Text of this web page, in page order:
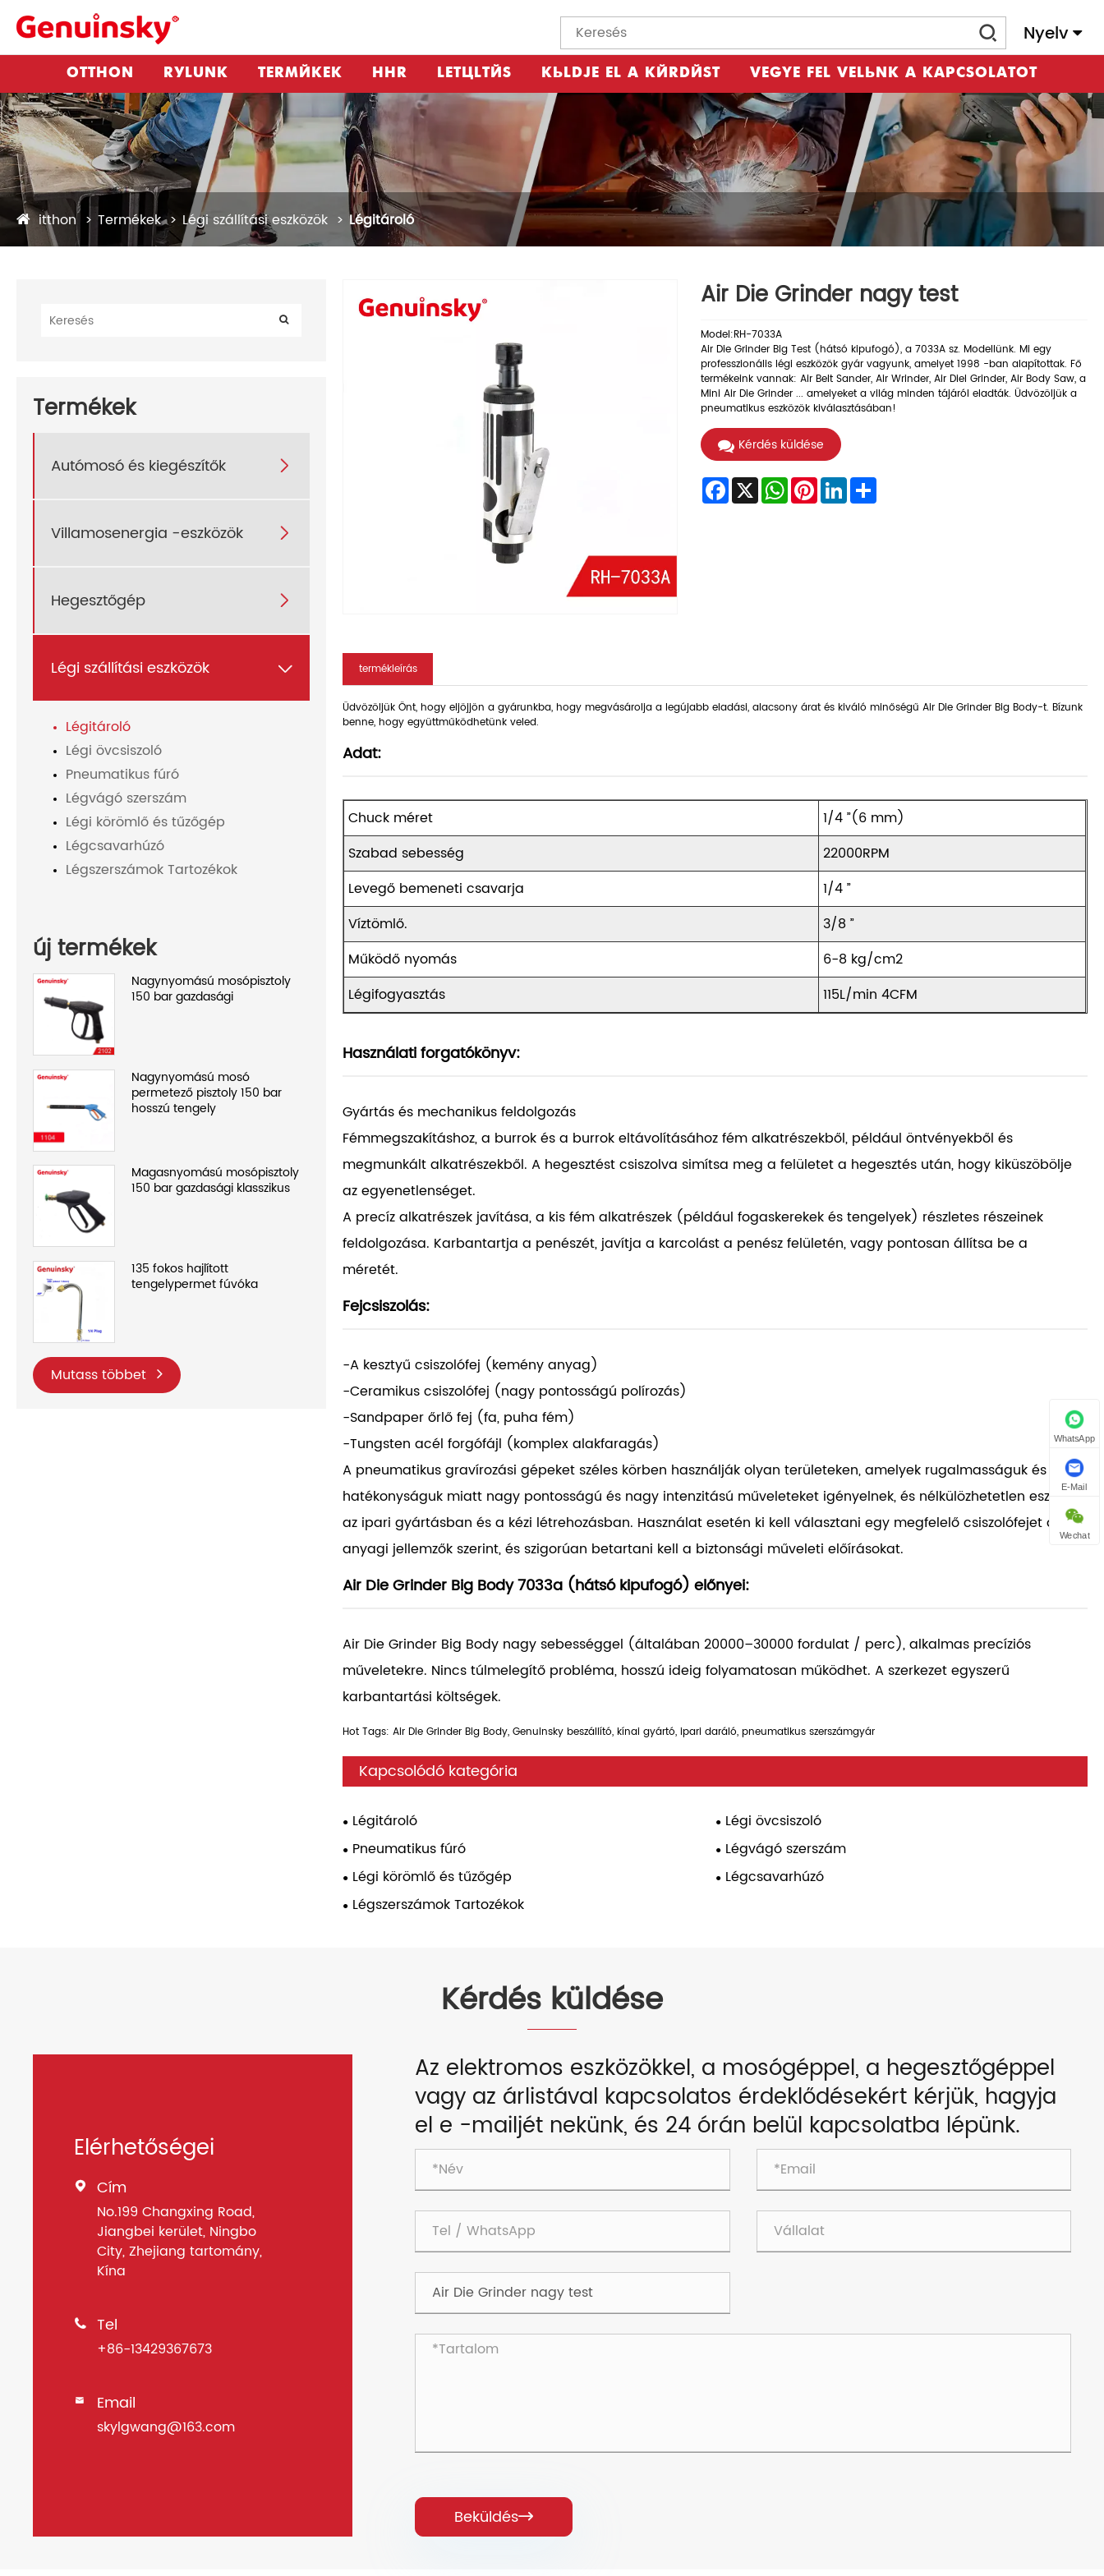
Nyelv
OTTHON RÓLUNK TERMÉKEK HÍR LETÖLTÉS KÜLDJE EL A KÉRDÉST VEGYE FEL VELÜNK A KAPCSOLATOT
itthon Termékek Légi szállítási eszközök Légitároló
Termékek
Autómosó és kiegészítők 
Villamosenergia -eszközök 
Hegesztőgép 
Légi szállítási eszközök 
Légitároló
Légi övcsiszoló
Pneumatikus fúró
Légvágó szerszám
Légi körömlő és tűzőgép
Légcsavarhúzó
Légszerszámok Tartozékok
új termékek
Nagynyomású mosópisztoly
150 bar gazdasági
Nagynyomású mosó
permetező pisztoly 150 bar
hosszú tengely
Magasnyomású mosópisztoly
150 bar gazdasági klasszikus
135 fokos hajlított
tengelypermet fúvóka
Mutass többet
Air Die Grinder nagy test
Model:RH-7033A
Air Die Grinder Big Test (hátsó kipufogó), a 7033A sz. Modellünk. Mi egy
professzionális légi eszközök gyár vagyunk, amelyet 1998 -ban alapítottak. Fő
termékeink vannak: Air Belt Sander, Air Wrinder, Air Diel Grinder, Air Body Saw, a
Mini Air Die Grinder ... amelyeket a világ minden tájáról eladták. Üdvözöljük a
pneumatikus eszközök kiválasztásában!
Kérdés küldése
Facebook
X WhatsApp
PinterestLinkedInShare
termékleírás
Üdvözöljük Önt, hogy eljöjjön a gyárunkba, hogy megvásárolja a legújabb eladási, alacsony árat és kiváló minőségű Air Die Grinder Big Body-t. Bízunk
benne, hogy együttműködhetünk veled.
Adat:
Chuck méret
1/4 ”(6 mm)
Szabad sebesség
22000RPM
Levegő bemeneti csavarja
1/4 ”
Víztömlő.
3/8 ”
Működő nyomás
6-8 kg/cm2
Légifogyasztás
115L/min 4CFM
Használati forgatókönyv:
Gyártás és mechanikus feldolgozás
Fémmegszakításhoz, a burrok és a burrok eltávolításához fém alkatrészekből, például öntvényekből és
megmunkált alkatrészekből. A hegesztést csiszolva simítsa meg a felületet a hegesztés után, hogy kiküszöbölje
az egyenetlenséget.
A precíz alkatrészek javítása, a kis fém alkatrészek (például fogaskerekek és tengelyek) részletes részeinek
feldolgozása. Karbantartja a penészét, javítja a karcolást a penész felületén, vagy pontosan állítsa be a
méretét.
Fejcsiszolás:
-A kesztyű csiszolófej (kemény anyag)
-Ceramikus csiszolófej (nagy pontosságú polírozás)
-Sandpaper őrlő fej (fa, puha fém)
-Tungsten acél forgófájl (komplex alakfaragás)
A pneumatikus gravírozási gépeket széles körben használják olyan területeken, amelyek rugalmasságuk és
hatékonyságuk miatt nagy pontosságú és nagy intenzitású műveleteket igényelnek, és nélkülözhetetlen eszközök
az ipari gyártásban és a kézi létrehozásban. Használat esetén ki kell választani egy megfelelő csiszolófejet az
anyagi jellemzők szerint, és szigorúan betartani kell a biztonsági műveleti előírásokat.
Air Die Grinder Big Body 7033a (hátsó kipufogó) előnyei:
Air Die Grinder Big Body nagy sebességgel (általában 20000–30000 fordulat / perc), alkalmas precíziós
műveletekre. Nincs túlmelegítő probléma, hosszú ideig folyamatosan működhet. A szerkezet egyszerű
karbantartási költségek.
Hot Tags: Air Die Grinder Big Body, Genuinsky beszállító, kínai gyártó, ipari daráló, pneumatikus szerszámgyár
Kapcsolódó kategória
Légitároló
Légi övcsiszoló
Pneumatikus fúró
Légvágó szerszám
Légi körömlő és tűzőgép
Légcsavarhúzó
Légszerszámok Tartozékok
Kérdés küldése
Elérhetőségei
 Cím
No.199 Changxing Road,
Jiangbei kerület, Ningbo
City, Zhejiang tartomány,
Kína
 Tel
+86-13429367673
 Email
skylgwang@163.com
Az elektromos eszközökkel, a mosógéppel, a hegesztőgéppel
vagy az árlistával kapcsolatos érdeklődésekért kérjük, hagyja
el e -mailjét nekünk, és 24 órán belül kapcsolatba lépünk.
Beküldés
WhatsApp
E-Mail
Wechat